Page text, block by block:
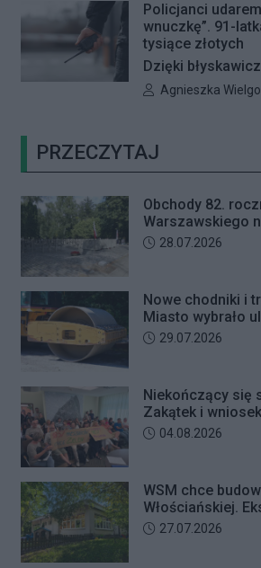
Rady Dzielnicy
zaniechania
przedszkolno-
Ficowskiego. Po
zaplanowano na
Policjanci
wnuczkę”. 91-
tysiące złotych
Dzięki
kryminalnych 91-
wnuczkę”.
letniego
przyszedł
przez seniorkę
Mężczyzna
Autor artykułu:
Agnieszka
PRZECZYTAJ
Obchody 82.
Warszawskiego
Bielanach
Data dodania
28.07.2026
Nowe chodniki i
Miasto wybrało
Data dodania
29.07.2026
Niekończący się
Zakątek i
Data dodania
04.08.2026
WSM chce
Włościańskiej.
problemy z
Data dodania
27.07.2026